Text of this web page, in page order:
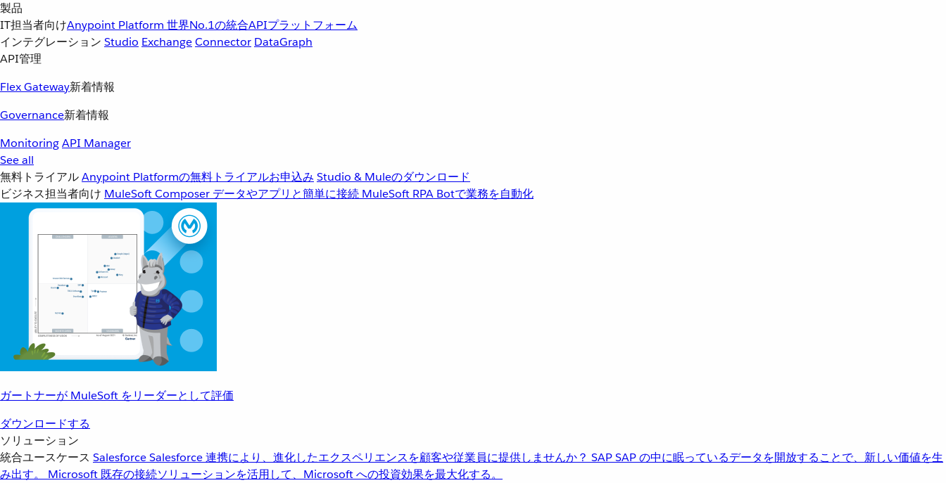
製品
IT担当者向けAnypoint Platform 世界No.1の統合APIプラットフォーム
インテグレーション Studio ExchangeConnector DataGraph
API管理
Flex Gateway新着情報
Governance新着情報
MonitoringAPI Manager
See all
無料トライアルAnypoint Platformの無料トライアルお申込み Studio & Muleのダウンロード
ビジネス担当者向け MuleSoft Composer データやアプリと簡単に接続 MuleSoft RPA Botで業務を自動化
ガートナーが MuleSoft をリーダーとして評価
ダウンロードする
ソリューション
統合ユースケース SalesforceSalesforce 連携により、進化したエクスペリエンスを顧客や従業員に提供しませんか？ SAPSAP の中に眠っているデータを開放することで、新しい価値を生
み出す。
Microsoft 既存の接続ソリューションを活用して、Microsoft への投資効果を最大化する。